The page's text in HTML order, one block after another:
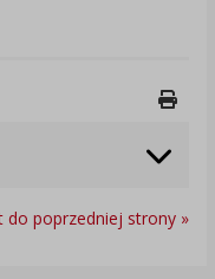
do poprzedniej strony »